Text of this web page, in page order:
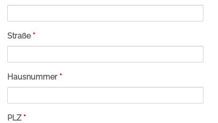
Straße *
Hausnummer *
PLZ *